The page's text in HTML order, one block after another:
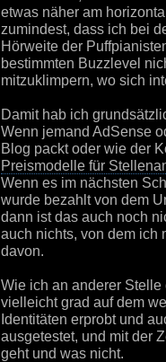
etwas näher am
zumindest, dass ich bei
Hörweite der
bestimmten Buzzlevel
mitzuklimpern, wo sich
Damit hab ich
Wenn jemand AdSense
Blog packt oder wie der
Preismodelle für
Wenn es im nächsten
wurde bezahlt von dem
dann ist das auch noch
auch nichts, von dem ich
davon.
Wie ich an anderer
vielleicht grad auf dem
Identitäten erprobt und
ausgetestet, und mit der
geht und was nicht.